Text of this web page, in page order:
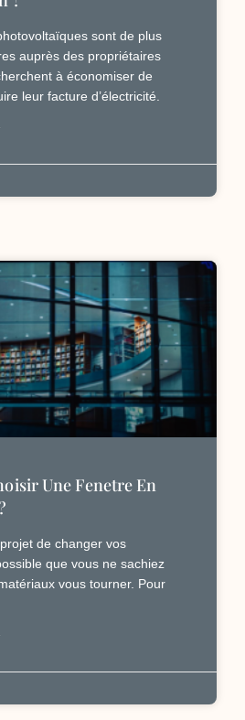
sont de plus
auprès des propriétaires
à économiser de
leur facture d’électricité.
Une Fenetre En
de changer vos
que vous ne sachiez
vous tourner. Pour